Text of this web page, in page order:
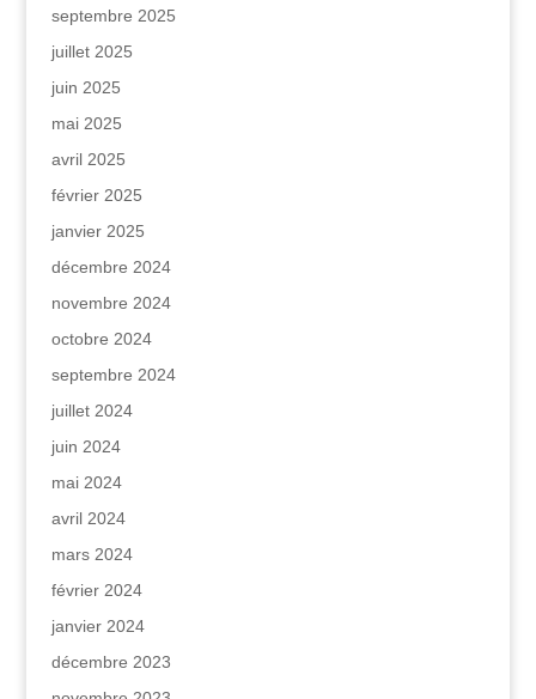
septembre 2025
juillet 2025
juin 2025
mai 2025
avril 2025
février 2025
janvier 2025
décembre 2024
novembre 2024
octobre 2024
septembre 2024
juillet 2024
juin 2024
mai 2024
avril 2024
mars 2024
février 2024
janvier 2024
décembre 2023